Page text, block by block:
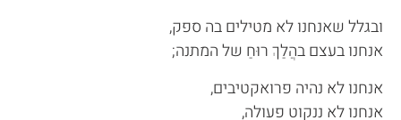
ובגלל שאנחנו לא מטילים בה ספק,
אנחנו בעצם בהֲלַךְ רוּחַ של המתנה;
אנחנו לא נהיה פרואקטיבים,
אנחנו לא ננקוט פעולה,